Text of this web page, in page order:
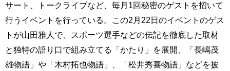
サート、トークライブなど、毎月1回秘密のゲストを招いて
行うイベントを行っている。この2月22日のイベントのゲス
トが山田雅人で、スポーツ選手などの伝記を徹底した取材
と独特の語り口で組み立てる「かたり」を展開、「長嶋茂
雄物語」や「木村拓也物語」、「松井秀喜物語」などを披